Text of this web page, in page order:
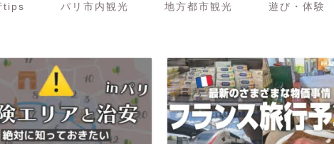
tips パリ市内観光 地方都市観光 遊び・体験